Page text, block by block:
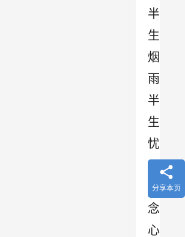
半
生
烟
雨
半
生
忧
，
一
念
心
分享本页